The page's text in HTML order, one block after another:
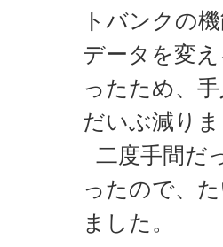
トバンクの
データを変
ったため、
だいぶ減り
二度手間だ
ったので、
ました。